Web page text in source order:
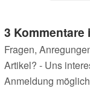
3 Kommentare
Fragen,
Artikel? - Uns
Anmeldung